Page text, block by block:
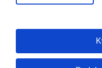
Katalógový